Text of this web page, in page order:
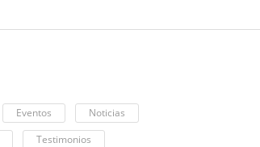
Eventos
Noticias
Testimonios